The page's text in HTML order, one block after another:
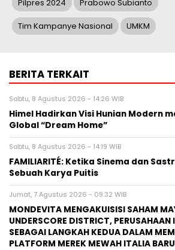
Pilpres 2024 Prabowo Subianto
Tim Kampanye Nasional UMKM
BERITA TERKAIT
Sabtu, 8 Agustus 2026 - 14:26 WIB
Himel Hadirkan Visi Hunian Modern
Global “Dream Home”
Sabtu, 8 Agustus 2026 - 14:19 WIB
FAMILIARITÉ: Ketika Sinema dan
Sebuah Karya Puitis
Jumat, 7 Agustus 2026 - 09:32 WIB
MONDEVITA MENGAKUISISI SAHAM
UNDERSCORE DISTRICT,
SEBAGAI LANGKAH KEDUA DALAM
PLATFORM MEREK MEWAH ITALIA BARU